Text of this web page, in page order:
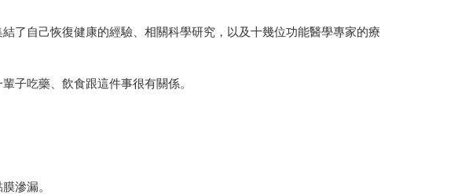
了自己恢復健康的經驗、相關科學研究，以及十幾位功能醫學專家的療
子吃藥、飲食跟這件事很有關係。
滲漏。